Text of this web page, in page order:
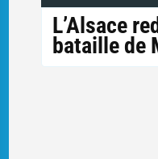
L’Alsace
bataille de